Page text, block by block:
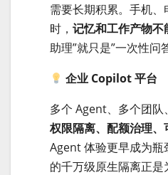
需要长期积累。手机
时， 记忆和工作产物不
助理”就只是”一次性问答
企业 Copilot 平台
多个 Agent、多个团队
权限隔离、配额治理、
Agent 体验更早成为
的千万级原生隔离正是